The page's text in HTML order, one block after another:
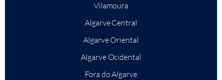
Vilamoura
Algarve Central
Algarve Oriental
Algarve Ocidental
Fora do Algarve